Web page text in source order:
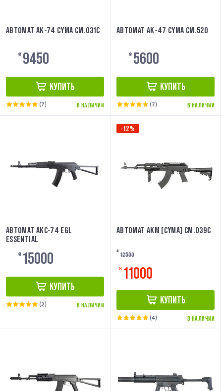
АВТОМАТ АК-74 CYMA CM.031C
₴ 9450
КУПИТЬ
В НАЛИЧИИ
(7)
АВТОМАТ АК-47 CYMA CM.520
₴ 5600
КУПИТЬ
В НАЛИЧИИ
(7)
АВТОМАТ АКС-74 E&L
ESSENTIAL
₴ 15000
КУПИТЬ
В НАЛИЧИИ
(2)
-12%
АВТОМАТ АКМ [CYMA] CM.039C
₴ 12500
₴ 11000
КУПИТЬ
В НАЛИЧИИ
(4)